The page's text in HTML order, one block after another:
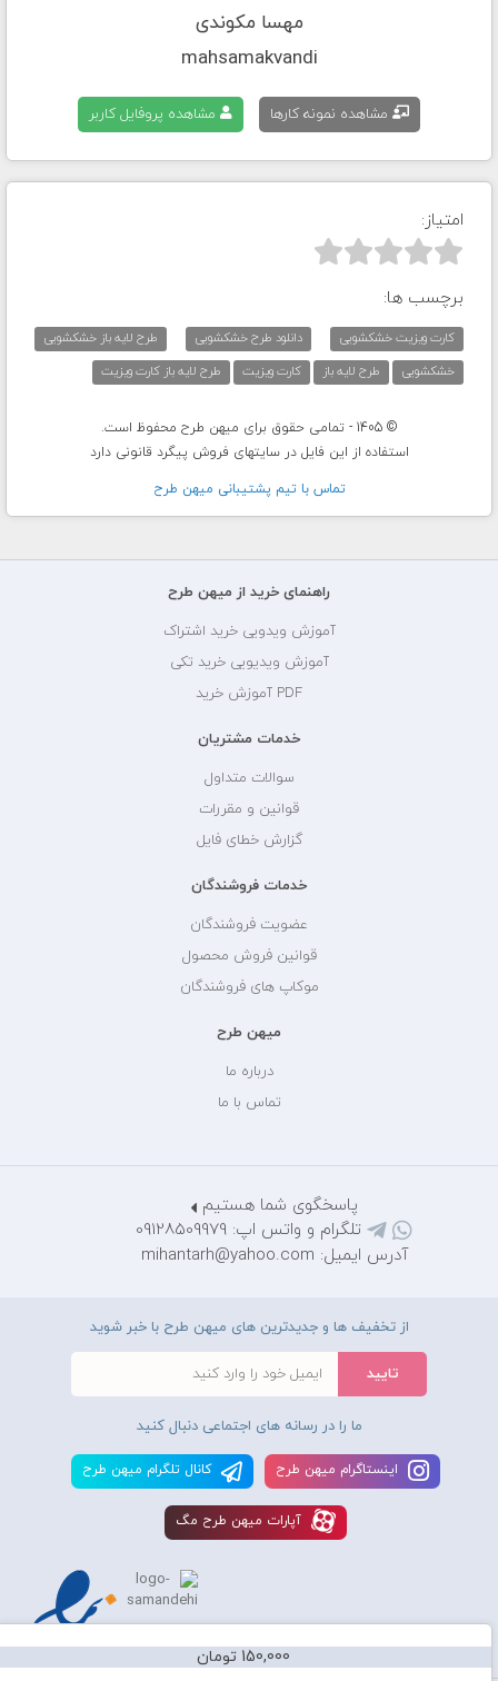
150,000 تومان
مهسا مکوندی
mahsamakvandi
مشاهده نمونه کارها مشاهده پروفایل کاربر
امتیاز:



برچسب ها:
کارت ویزیت خشکشویی دانلود طرح خشکشویی
طرح لایه باز خشکشویی
خشکشویی
طرح لایه باز کارت ویزیت طرح لایه باز کارت ویزیت
© 1405 - تمامی حقوق برای میهن طرح محفوظ است.
استفاده از این فایل در سایتهای فروش پیگرد قانونی دارد
تماس با تيم پشتيبانی ميهن طرح
راهنمای خرید از میهن طرح
آموزش ویدویی خرید اشتراک
آموزش ویدیویی خرید تکی
PDF آموزش خرید
خدمات مشتریان
سوالات متداول
قوانین و مقررات
گزارش خطای فایل
خدمات فروشندگان
عضویت فروشندگان
قوانین فروش محصول
موکاپ های فروشندگان
میهن طرح
درباره ما
تماس با ما
پاسخگوی شما هستیم
تلگرام و واتس اپ: 09128509979
آدرس ایمیل: mihantarh@yahoo.com
از تخفیف ها و جدیدترین های میهن طرح با خبر شوید
ما را در رسانه های اجتماعی دنبال کنید
اينستاگرام ميهن طرح کانال تلگرام ميهن طرح
آپارات ميهن طرح مگ